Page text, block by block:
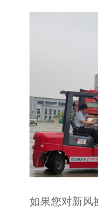
如果您对新风